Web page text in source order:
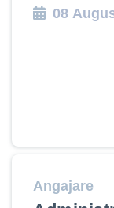
08
Angajare